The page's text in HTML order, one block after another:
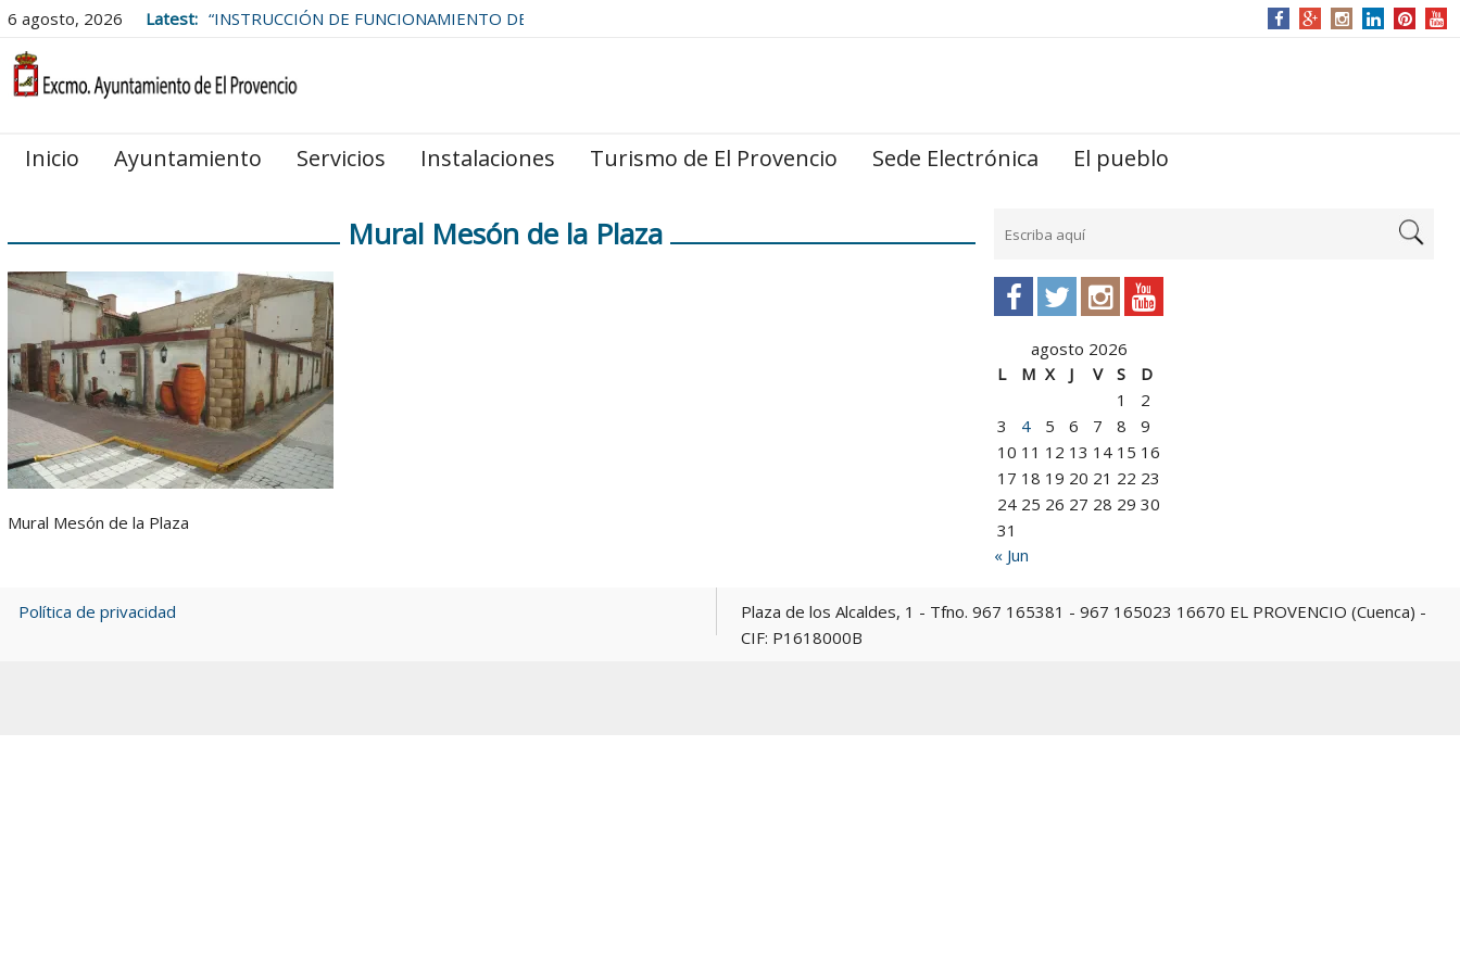
6 agosto, 2026 Latest: “INSTRUCCIÓN DE FUNCIONAMIENTO DE
Inicio Ayuntamiento Servicios Instalaciones Turismo de El Provencio Sede Electrónica El pueblo
agosto 2026
L
M X J V S
D
1
2
3
4 5 6 7 8
9
10 11 12 13 14 15 16
17 18 19 20 21 22 23
24 25 26 27 28 29 30
31
« Jun
Mural Mesón de la Plaza
Mural Mesón de la Plaza
Política de privacidad
Plaza de los Alcaldes, 1 - Tfno. 967 165381 - 967 165023 16670 EL PROVENCIO (Cuenca) -
CIF: P1618000B